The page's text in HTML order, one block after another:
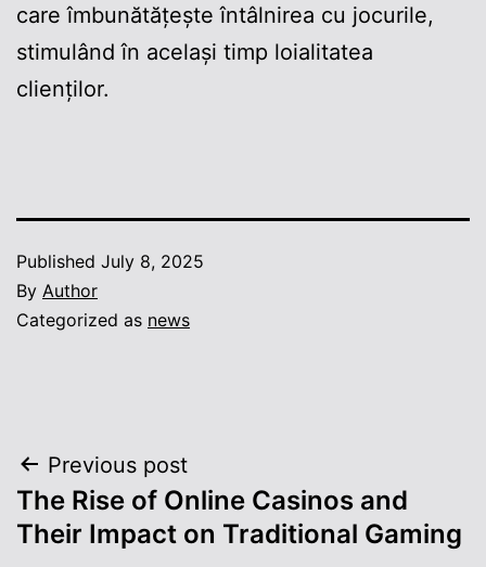
care îmbunătățește întâlnirea cu jocurile,
stimulând în același timp loialitatea
clienților.
Published July 8, 2025
By Author
Categorized as news
Post
navigation
Previous post
The Rise of Online Casinos and
Their Impact on Traditional Gaming